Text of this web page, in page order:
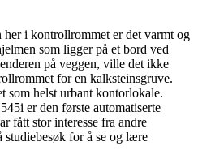
her i kontrollrommet er det varmt og
som ligger på et bord ved
på veggen, ville det ikke
for en kalksteinsgruve.
som helst urbant kontorlokale.
er den første automatiserte
fått stor interesse fra andre
studiebesøk for å se og lære